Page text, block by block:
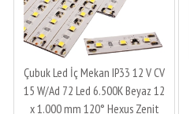
Çubuk Led İç Mekan IP33 12 V CV
15 W/Ad 72 Led 6.500K Beyaz 12
x 1.000 mm 120° Hexus Zenit